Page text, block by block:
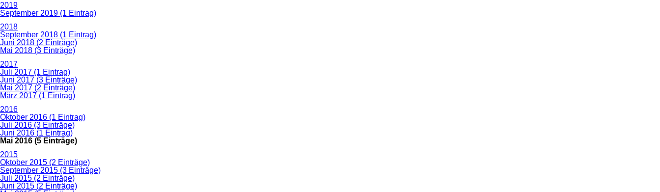
2019
September 2019 (1 Eintrag)
2018
September 2018 (1 Eintrag)
Juni 2018 (2 Einträge)
Mai 2018 (3 Einträge)
2017
Juli 2017 (1 Eintrag)
Juni 2017 (3 Einträge)
Mai 2017 (2 Einträge)
März 2017 (1 Eintrag)
2016
Oktober 2016 (1 Eintrag)
Juli 2016 (3 Einträge)
Juni 2016 (1 Eintrag)
Mai 2016 (5 Einträge)
2015
Oktober 2015 (2 Einträge)
September 2015 (3 Einträge)
Juli 2015 (2 Einträge)
Juni 2015 (2 Einträge)